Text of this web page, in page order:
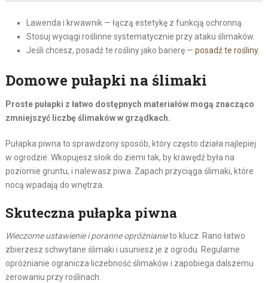
Lawenda i krwawnik — łączą estetykę z funkcją ochronną.
Stosuj wyciągi roślinne systematycznie przy ataku ślimaków.
Jeśli chcesz, posadź te rośliny jako barierę — posadź te rośliny.
Domowe pułapki na ślimaki
Proste pułapki z łatwo dostępnych materiałów mogą znacząco
zmniejszyć liczbę ślimaków w grządkach.
Pułapka piwna to sprawdzony sposób, który często działa najlepiej
w ogrodzie. Wkopujesz słoik do ziemi tak, by krawędź była na
poziomie gruntu, i nalewasz piwa. Zapach przyciąga ślimaki, które
nocą wpadają do wnętrza.
Skuteczna pułapka piwna
Wieczorne ustawienie i poranne opróżnianieto klucz. Rano łatwo
zbierzesz schwytane ślimaki i usuniesz je z ogrodu. Regularne
opróżnianie ogranicza liczebność ślimaków i zapobiega dalszemu
żerowaniu przy roślinach.